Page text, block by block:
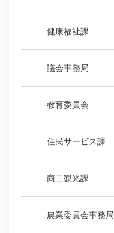
健康福祉課
議会事務局
教育委員会
住民サービス課
商工観光課
農業委員会事務局